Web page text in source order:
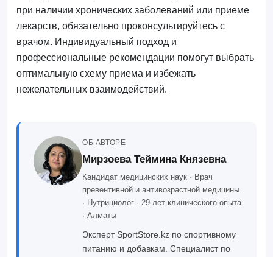
при наличии хронических заболеваний или приеме
лекарств, обязательно проконсультируйтесь с
врачом. Индивидуальный подход и
профессиональные рекомендации помогут выбрать
оптимальную схему приема и избежать
нежелательных взаимодействий.
ОБ АВТОРЕ
Мирзоева Теймина Князевна
Кандидат медицинских наук · Врач
превентивной и антивозрастной медицины
· Нутрициолог · 29 лет клинического опыта
· Алматы
Эксперт SportStore.kz по спортивному
питанию и добавкам. Специалист по